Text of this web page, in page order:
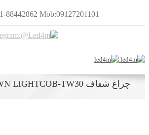
88442862 Mob:09127201101
چراغ شفاف COB-DOWN LIGHTCOB-TW30